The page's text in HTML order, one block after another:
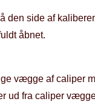
den side af
åbnet.
vægge af caliper
ud fra caliper